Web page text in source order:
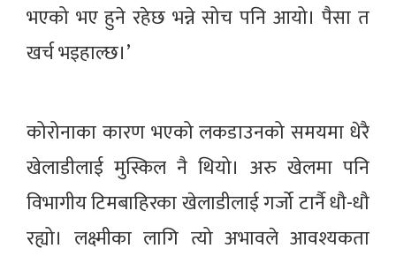
भएको भए हुने रहेछ भन्ने सोच पनि आयो। पैसा त
खर्च भइहाल्छ।’
कोरोनाका कारण भएको लकडाउनको समयमा धेरै
खेलाडीलाई मुस्किल नै थियो। अरु खेलमा पनि
विभागीय टिमबाहिरका खेलाडीलाई गर्जो टार्नै धौ-धौ
रह्यो। लक्ष्मीका लागि त्यो अभावले आवश्यकता